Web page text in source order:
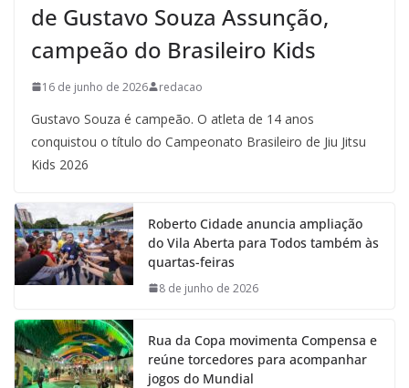
de Gustavo Souza Assunção,
campeão do Brasileiro Kids
16 de junho de 2026 redacao
Gustavo Souza é campeão. O atleta de 14 anos
conquistou o título do Campeonato Brasileiro de Jiu Jitsu
Kids 2026
Roberto Cidade anuncia ampliação
do Vila Aberta para Todos também às
quartas-feiras
8 de junho de 2026
Rua da Copa movimenta Compensa e
reúne torcedores para acompanhar
jogos do Mundial